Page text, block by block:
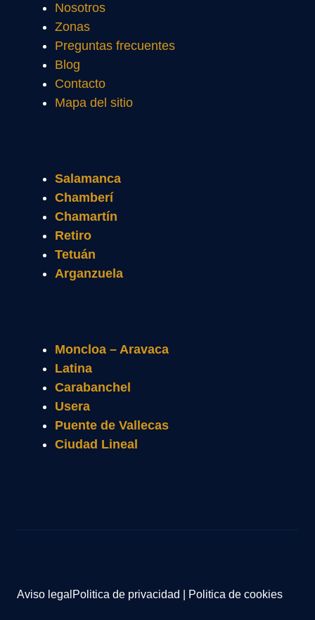
Nosotros
Zonas
Preguntas frecuentes
Blog
Contacto
Mapa del sitio
Salamanca
Chamberí
Chamartín
Retiro
Tetuán
Arganzuela
Moncloa – Aravaca
Latina
Carabanchel
Usera
Puente de Vallecas
Ciudad Lineal
Aviso legal Politica de privacidad Politica de cookies